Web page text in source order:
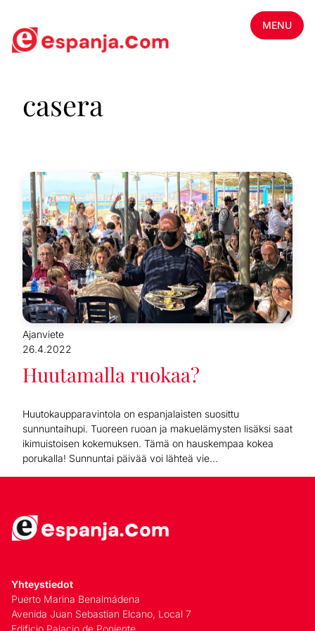
MENU
casera
Ajanviete
26.4.2022
Huutamalla ruokaa?
Huutokaupparavintola on espanjalaisten suosittu
sunnuntaihupi. Tuoreen ruoan ja makuelämysten lisäksi saat
ikimuistoisen kokemuksen. Tämä on hauskempaa kokea
porukalla! Sunnuntai päivää voi lähteä vie...
Yhteystiedot
Puerto Marina Benalmádena
Avenida Juan Sebastian Elcano, Local 7
Edificio Palacio de Poniente,